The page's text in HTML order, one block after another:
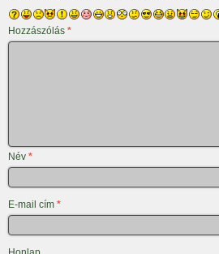
Hozzászólás *
Név *
E-mail cím *